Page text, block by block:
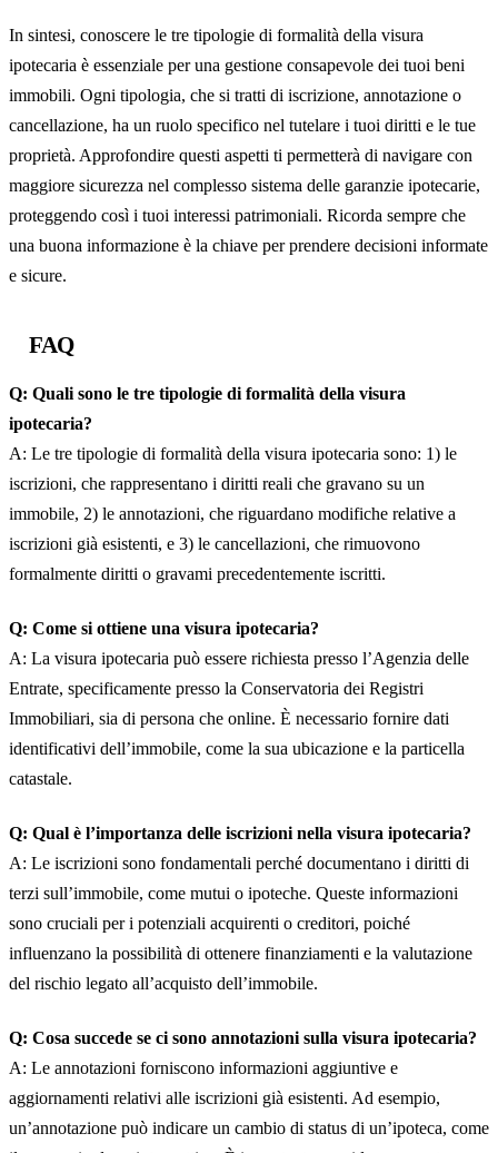
In sintesi, conoscere le tre tipologie di formalità della visura
ipotecaria è essenziale per una gestione consapevole dei tuoi beni
immobili. Ogni tipologia, che si tratti di iscrizione, annotazione o
cancellazione, ha un ruolo specifico nel tutelare i tuoi diritti e le tue
proprietà. Approfondire questi aspetti ti permetterà di navigare con
maggiore sicurezza nel complesso sistema delle garanzie ipotecarie,
proteggendo così i tuoi interessi patrimoniali. Ricorda sempre che
una buona informazione è la chiave per prendere decisioni informate
e sicure.
FAQ
Q: Quali sono le tre tipologie di formalità della visura
ipotecaria?
A: Le tre tipologie di formalità della visura ipotecaria sono: 1) le
iscrizioni, che rappresentano i diritti reali che gravano su un
immobile, 2) le annotazioni, che riguardano modifiche relative a
iscrizioni già esistenti, e 3) le cancellazioni, che rimuovono
formalmente diritti o gravami precedentemente iscritti.
Q: Come si ottiene una visura ipotecaria?
A: La visura ipotecaria può essere richiesta presso l’Agenzia delle
Entrate, specificamente presso la Conservatoria dei Registri
Immobiliari, sia di persona che online. È necessario fornire dati
identificativi dell’immobile, come la sua ubicazione e la particella
catastale.
Q: Qual è l’importanza delle iscrizioni nella visura ipotecaria?
A: Le iscrizioni sono fondamentali perché documentano i diritti di
terzi sull’immobile, come mutui o ipoteche. Queste informazioni
sono cruciali per i potenziali acquirenti o creditori, poiché
influenzano la possibilità di ottenere finanziamenti e la valutazione
del rischio legato all’acquisto dell’immobile.
Q: Cosa succede se ci sono annotazioni sulla visura ipotecaria?
A: Le annotazioni forniscono informazioni aggiuntive e
aggiornamenti relativi alle iscrizioni già esistenti. Ad esempio,
un’annotazione può indicare un cambio di status di un’ipoteca, come